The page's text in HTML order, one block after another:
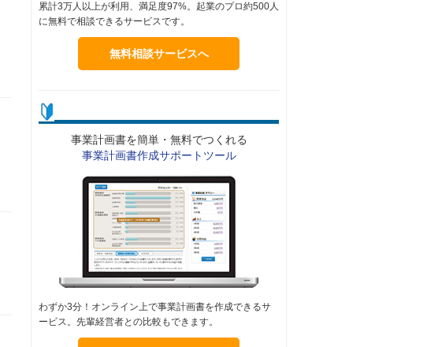
累計3万人以上が利用、満足度97%。起業のプロ約500人
に無料で相談できるサービスです。
無料相談サービスへ
事業計画書を簡単・無料でつくれる
事業計画書作成サポートツール
わずか3分！オンライン上で事業計画書を作成できるサ
ービス。先輩経営者との比較もできます。